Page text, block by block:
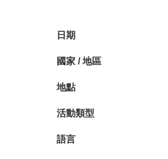
日期
國家 / 地區
地點
活動類型
語言